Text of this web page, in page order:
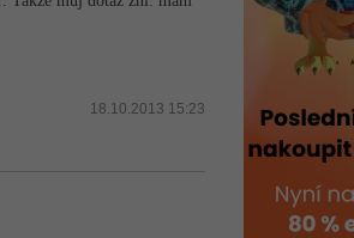
18.10.2013 15:23